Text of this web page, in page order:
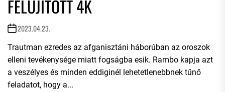
FELÚJÍTOTT 4K
2023.04.23.
Trautman ezredes az afganisztáni háborúban az oroszok
elleni tevékenysége miatt fogságba esik. Rambo kapja azt
a veszélyes és minden eddiginél lehetetlenebbnek tűnő
feladatot, hogy a...